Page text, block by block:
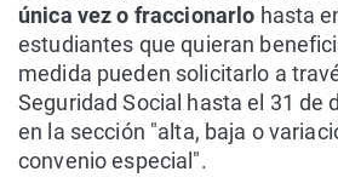
única vez o fraccionarlo hasta
estudiantes que quieran
medida pueden solicitarlo a
Seguridad Social hasta el 31 de
en la sección "alta, baja o
convenio especial".